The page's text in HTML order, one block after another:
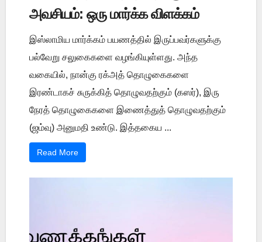
அவசியம்: ஒரு மார்க்க விளக்கம்
இஸ்லாமிய மார்க்கம் பயணத்தில் இருப்பவர்களுக்கு
பல்வேறு சலுகைகளை வழங்கியுள்ளது. அந்த
வகையில், நான்கு ரக்அத் தொழுகைகளை
இரண்டாகச் சுருக்கித் தொழுவதற்கும் (கஸர்), இரு
நேரத் தொழுகைகளை இணைத்துத் தொழுவதற்கும்
(ஜம்வு) அனுமதி உண்டு. இத்தகைய ...
Read More